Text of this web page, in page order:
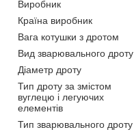
Виробник
Країна виробник
Вага котушки з дротом
Вид зварювального дроту
Діаметр дроту
Тип дроту за змістом
вуглецю і легуючих
елементів
Тип зварювального дроту